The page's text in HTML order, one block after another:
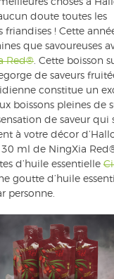
choses à
doute toutes les
friandises ! Cette
que savoureuses
Red®. Cette boisson
de saveurs
constitue un
boissons pleines de
de saveur qui
à votre décor
ml de NingXia
d’huile essentielle
goutte d’huile
personne.